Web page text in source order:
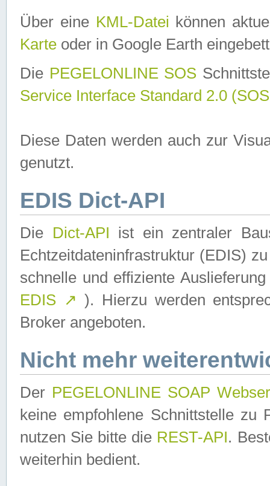
Über eine KML-Datei können
Karte oder in Google Earth
Die PEGELONLINE SOS
Service Interface Standard 2.0
Diese Daten werden auch zur
genutzt.
EDIS Dict-API
Die Dict-API ist ein zentraler
Echtzeitdateninfrastruktur (EDIS)
schnelle und effiziente
EDIS ↗ ). Hierzu werden
Broker angeboten.
Nicht mehr
Der PEGELONLINE SOAP
keine empfohlene Schnittstelle zu
nutzen Sie bitte die REST-API.
weiterhin bedient.